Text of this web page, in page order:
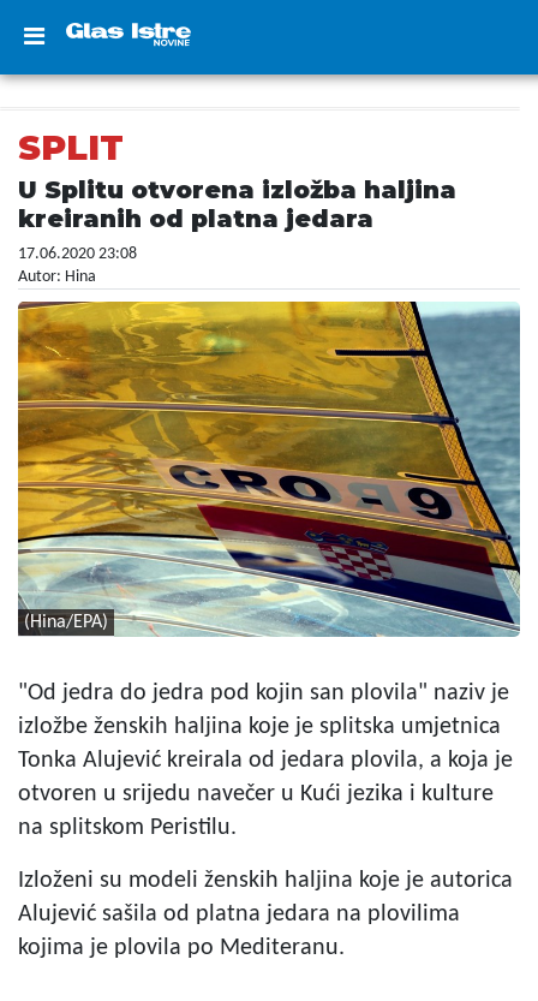
SPLIT
U Splitu otvorena izložba haljina
kreiranih od platna jedara
17.06.2020 23:08
Autor: Hina
(Hina/EPA)
"Od jedra do jedra pod kojin san plovila" naziv je
izložbe ženskih haljina koje je splitska umjetnica
Tonka Alujević kreirala od jedara plovila, a koja je
otvoren u srijedu navečer u Kući jezika i kulture
na splitskom Peristilu.
Izloženi su modeli ženskih haljina koje je autorica
Alujević sašila od platna jedara na plovilima
kojima je plovila po Mediteranu.